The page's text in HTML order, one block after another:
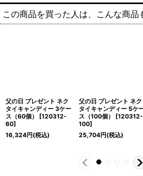
この商品を買った人は、こんな商品
父の日 プレゼント ネク
タイキャンディー 3ケー
ス（60個）
[120312-
60]
16,324円(税込)
父の日 プレゼント ネク
タイキャンディー 5ケ
ス（100個）
[120312-
100]
25,704円(税込)